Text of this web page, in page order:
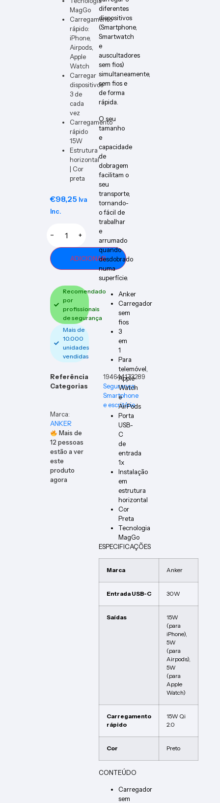
MagGo
Carregamento
rápido:
iPhone,
Airpods,
Apple
Watch
Carregar
dispositivos
3 de
cada
vez
Carregamento
rápido
15W
Estrutura
horizontal
| Cor
preta
€98,25 Iva
Inc.
− +
ADICIONAR
Recomendado
por
profissionais
de segurança
Mais de
10.000
unidades
vendidas
Referência
194644173289
Categorias
Segurança,
Smartphone
e escritório
Marca:
ANKER
Mais de
12 pessoas
estão a ver
este
produto
agora
diferentes
dispositivos
(Smartphone,
Smartwatch
e
auscultadores
sem fios)
simultaneamente,
sem fios e
de forma
rápida.
O seu
tamanho
e
capacidade
de
dobragem
facilitam o
seu
transporte,
tornando-
o fácil de
trabalhar
e
arrumado
quando
desdobrado
numa
superfície.
Anker
Carregador
sem
fios
3
em
1
Para
telemóvel,
Apple
Watch
e
AirPods
Porta
USB-
C
de
entrada
1x
Instalação
em
estrutura
horizontal
Cor
Preta
Tecnologia
MagGo
ESPECIFICAÇÕES
Marca Anker
Entrada USB-C 30W
Saídas
15W
(para
iPhone),
5W
(para
Airpods),
5W
(para
Apple
Watch)
Carregamento
rápido
15W Qi
2.0
Cor Preto
CONTEÚDO
Carregador
sem